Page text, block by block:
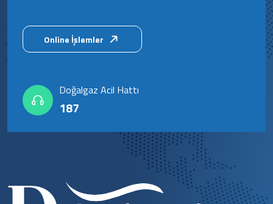
Online İşlemler
Doğalgaz Acil Hattı
187